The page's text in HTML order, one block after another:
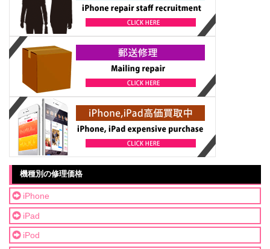
機種別の修理価格
iPhone
iPad
iPod